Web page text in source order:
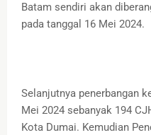
Batam sendiri akan
pada tanggal 16 Mei 2024.
Selanjutnya penerbangan
Mei 2024 sebanyak 194
Kota Dumai. Kemudian